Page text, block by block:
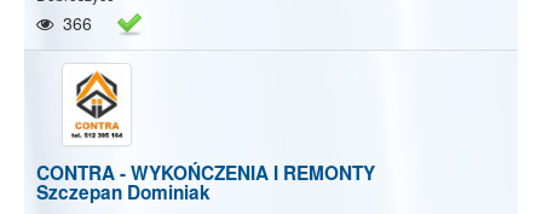
366
CONTRA - WYKOŃCZENIA I REMONTY
Szczepan Dominiak